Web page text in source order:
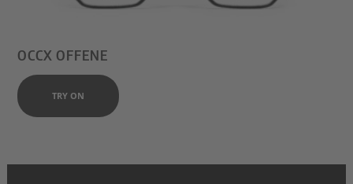
OCCX OFFENE
TRY ON